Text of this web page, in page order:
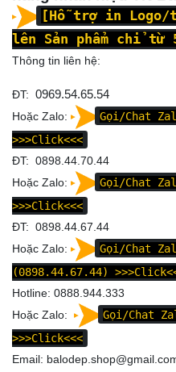
[Hỗ trợ in Logo/
lên Sản phẩm chỉ từ
Thông tin liên hệ:
ĐT: 0969.54.65.54
Hoặc Zalo:
Gọi/Chat
>>>Click<<<
ĐT: 0898.44.70.44
Hoặc Zalo:
Gọi/Chat
>>>Click<<<
ĐT: 0898.44.67.44
Hoặc Zalo:
Gọi/Chat
(0898.44.67.44)
Hotline: 0888.944.333
Hoặc Zalo:
Gọi/Chat
>>>Click<<<
Email: